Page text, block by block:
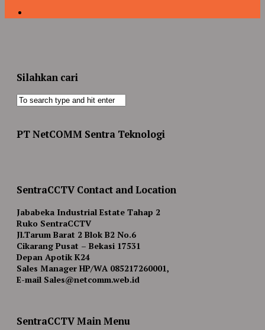
Silahkan cari
PT NetCOMM Sentra Teknologi
SentraCCTV Contact and Location
Jababeka Industrial Estate Tahap 2
Ruko SentraCCTV
Jl.Tarum Barat 2 Blok B2 No.6
Cikarang Pusat – Bekasi 17531
Depan Apotik K24
Sales Manager HP/WA 085217260001,
E-mail Sales@netcomm.web.id
SentraCCTV Main Menu